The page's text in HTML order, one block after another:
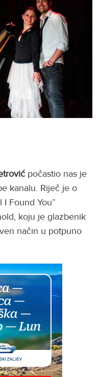
počastio nas je
kanalu. Riječ je o
Found You”
koju je glazbenik
način u potpuno